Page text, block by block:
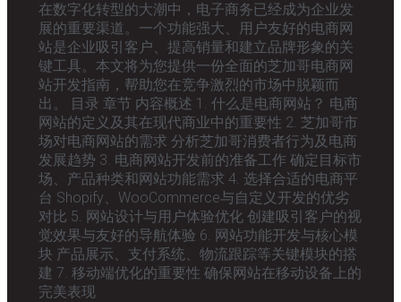
在数字化转型的大潮中，电子商务已经成为企业发
展的重要渠道。一个功能强大、用户友好的电商网
站是企业吸引客户、提高销量和建立品牌形象的关
键工具。本文将为您提供一份全面的芝加哥电商网
站开发指南，帮助您在竞争激烈的市场中脱颖而
出。 目录 章节 内容概述 1. 什么是电商网站？ 电商
网站的定义及其在现代商业中的重要性 2. 芝加哥市
场对电商网站的需求 分析芝加哥消费者行为及电商
发展趋势 3. 电商网站开发前的准备工作 确定目标市
场、产品种类和网站功能需求 4. 选择合适的电商平
台 Shopify、WooCommerce与自定义开发的优劣
对比 5. 网站设计与用户体验优化 创建吸引客户的视
觉效果与友好的导航体验 6. 网站功能开发与核心模
块 产品展示、支付系统、物流跟踪等关键模块的搭
建 7. 移动端优化的重要性 确保网站在移动设备上的
完美表现